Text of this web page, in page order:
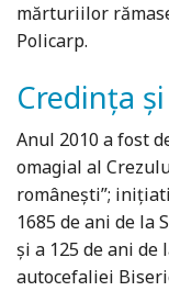
mărturiilor
Policarp.
Credința
Anul 2010 a fost
omagial al
româneşti”;
1685 de ani de la
şi a 125 de ani de
autocefaliei